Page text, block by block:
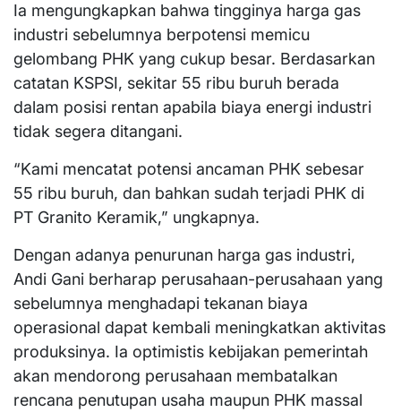
Ia mengungkapkan bahwa tingginya harga gas
industri sebelumnya berpotensi memicu
gelombang PHK yang cukup besar. Berdasarkan
catatan KSPSI, sekitar 55 ribu buruh berada
dalam posisi rentan apabila biaya energi industri
tidak segera ditangani.
“Kami mencatat potensi ancaman PHK sebesar
55 ribu buruh, dan bahkan sudah terjadi PHK di
PT Granito Keramik,” ungkapnya.
Dengan adanya penurunan harga gas industri,
Andi Gani berharap perusahaan-perusahaan yang
sebelumnya menghadapi tekanan biaya
operasional dapat kembali meningkatkan aktivitas
produksinya. Ia optimistis kebijakan pemerintah
akan mendorong perusahaan membatalkan
rencana penutupan usaha maupun PHK massal